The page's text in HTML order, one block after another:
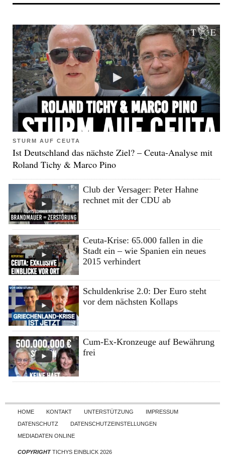
STURM AUF CEUTA
Ist Deutschland das nächste Ziel? – Ceuta-Analyse mit
Roland Tichy & Marco Pino
Club der Versager: Peter Hahne
rechnet mit der CDU ab
Ceuta-Krise: 65.000 fallen in die
Stadt ein – wie Spanien ein neues
2015 verhindert
Schuldenkrise 2.0: Der Euro steht
vor dem nächsten Kollaps
Cum-Ex-Kronzeuge auf Bewährung
frei
Skip to content
HOME KONTAKT UNTERSTÜTZUNG
IMPRESSUM
DATENSCHUTZ
DATENSCHUTZEINSTELLUNGEN
MEDIADATEN ONLINE
COPYRIGHTTICHYS EINBLICK 2026